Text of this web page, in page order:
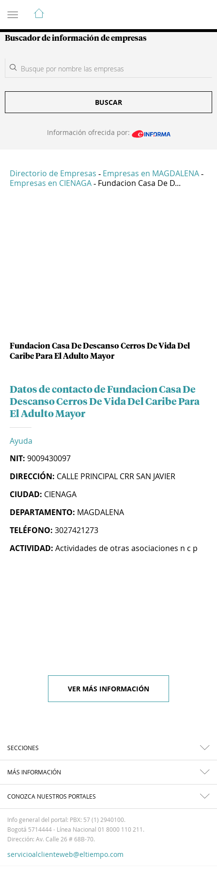
Guía de Empresas Colombianas
Buscador de información de empresas
BUSCAR
Información ofrecida por:
Directorio de Empresas - Empresas en MAGDALENA -
Empresas en CIENAGA - Fundacion Casa De D...
Fundacion Casa De Descanso Cerros De Vida Del
Caribe Para El Adulto Mayor
Datos de contacto de Fundacion Casa De
Descanso Cerros De Vida Del Caribe Para
El Adulto Mayor
Ayuda
NIT: 9009430097
DIRECCIÓN: CALLE PRINCIPAL CRR SAN JAVIER
CIUDAD: CIENAGA
DEPARTAMENTO: MAGDALENA
TELÉFONO: 3027421273
ACTIVIDAD: Actividades de otras asociaciones n c p
VER MÁS INFORMACIÓN
SECCIONES
MÁS INFORMACIÓN
CONOZCA NUESTROS PORTALES
Info general del portal: PBX: 57 (1) 2940100.
Bogotá 5714444 - Línea Nacional 01 8000 110 211.
Dirección: Av. Calle 26 # 68B-70.
servicioalclienteweb@eltiempo.com